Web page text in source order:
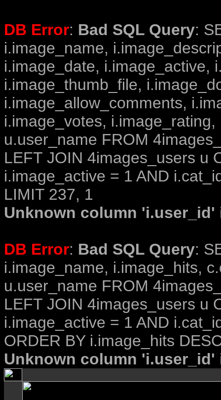
DB Error: Bad SQL Query:
i.image_name,
i.image_date, i.image_active,
i.image_thumb_file,
i.image_allow_comments,
i.image_votes,
u.user_name FROM
LEFT JOIN 4images_users u
i.image_active = 1 AND
LIMIT 237, 1
Unknown column
DB Error: Bad SQL Query:
i.image_name, i.image_hits,
u.user_name FROM
LEFT JOIN 4images_users u
i.image_active = 1 AND
ORDER BY i.image_hits
Unknown column